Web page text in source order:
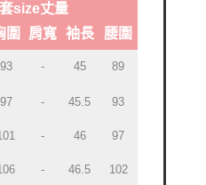
size丈量
圍 肩寬 袖長 腰圍
93 - 45 89
97 - 45.5 93
- 46 97
- 46.5 102